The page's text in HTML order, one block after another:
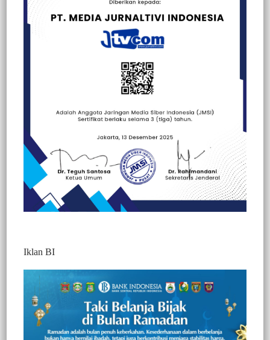
Wujudkan Tertib Berlalu Lintas, Sat
Lantas Polres Toraja Utara Pengaturan
Lalu Lintas Pagi
Redaksi Jurnaltivi
2 Min Baca
Senin, 15 Februari 2021
893
Iklan BI